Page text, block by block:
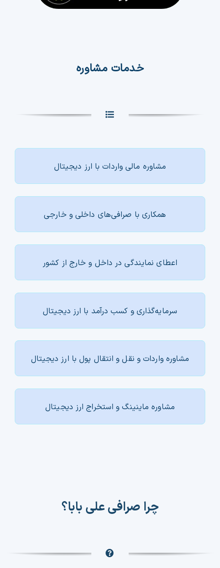
خدمات مشاوره
مشاوره مالی واردات با ارز دیجیتال
همکاری با صرافی‌های داخلی و خارجی
اعطای نمایندگی در داخل و خارج از کشور
سرمایه‌گذاری و کسب درآمد با ارز دیجیتال
مشاوره واردات و نقل و انتقال پول با ارز دیجیتال
مشاوره ماینینگ و استخراج ارز دیجیتال
چرا صرافی علی بابا؟